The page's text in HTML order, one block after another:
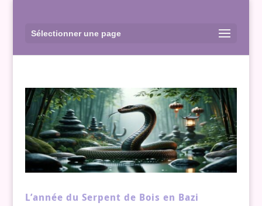
Sélectionner une page
L’année du Serpent de Bois en Bazi